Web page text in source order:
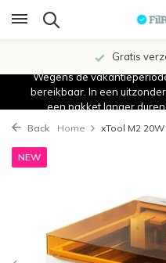
Gratis
Wegens de
bereikbaar. In een
een pakket langer
Back Home xTool M2
NEW